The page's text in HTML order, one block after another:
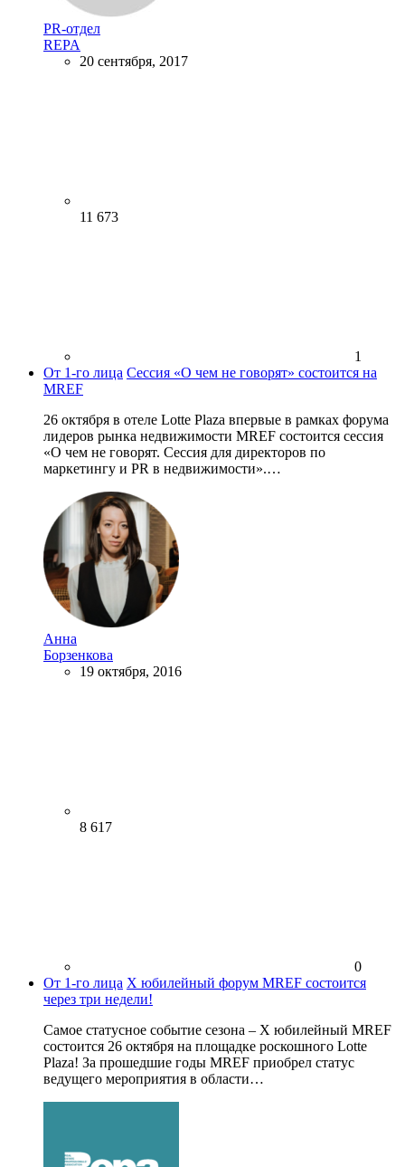
PR-отдел
REPA
20 сентября, 2017
11 673
1
От 1-го лица Сессия «О чем не говорят» состоится на
MREF
26 октября в отеле Lotte Plaza впервые в рамках форума
лидеров рынка недвижимости MREF состоится сессия
«О чем не говорят. Сессия для директоров по
маркетингу и PR в недвижимости».…
Анна
Борзенкова
19 октября, 2016
8 617
0
От 1-го лица X юбилейный форум MREF состоится
через три недели!
Самое статусное событие сезона – X юбилейный MREF
состоится 26 октября на площадке роскошного Lotte
Plaza! За прошедшие годы MREF приобрел статус
ведущего мероприятия в области…